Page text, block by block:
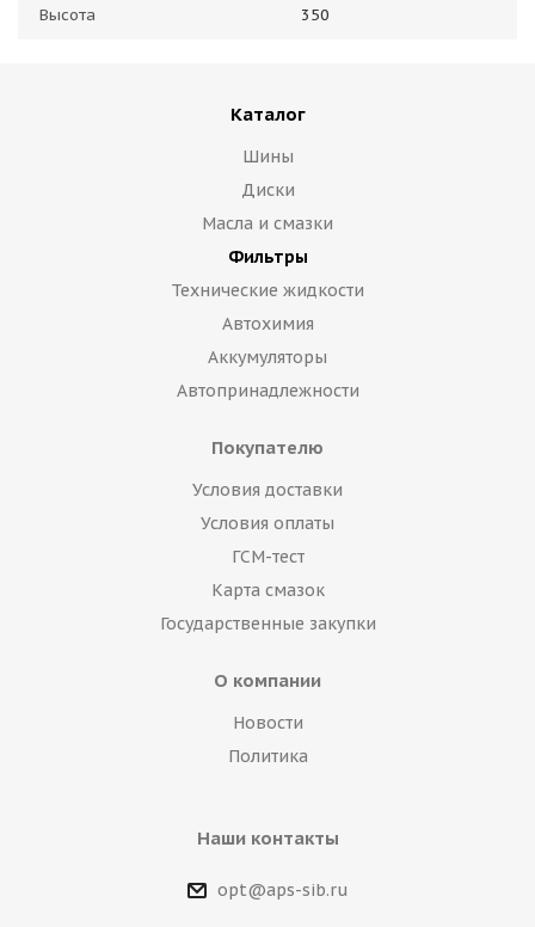
Высота 350
Каталог
Шины
Диски
Масла и смазки
Фильтры
Технические жидкости
Автохимия
Аккумуляторы
Автопринадлежности
Покупателю
Условия доставки
Условия оплаты
ГСМ-тест
Карта смазок
Государственные закупки
О компании
Новости
Политика
Наши контакты
opt@aps-sib.ru